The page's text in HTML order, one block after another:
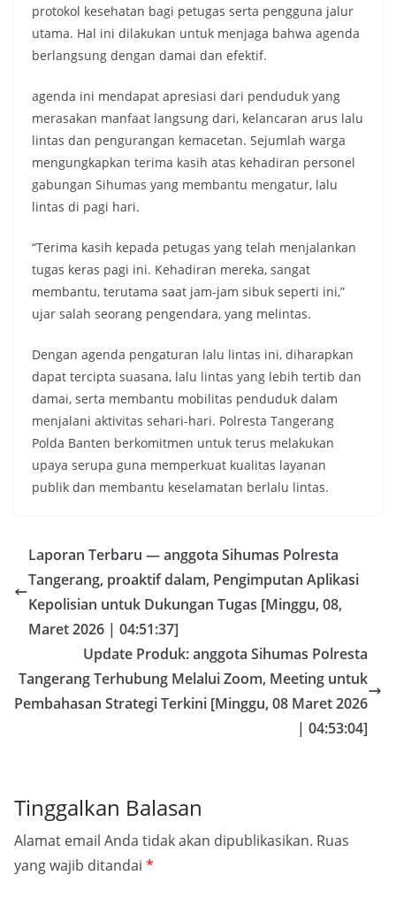
protokol kesehatan bagi petugas serta pengguna jalur
utama. Hal ini dilakukan untuk menjaga bahwa agenda
berlangsung dengan damai dan efektif.
agenda ini mendapat apresiasi dari penduduk yang
merasakan manfaat langsung dari, kelancaran arus lalu
lintas dan pengurangan kemacetan. Sejumlah warga
mengungkapkan terima kasih atas kehadiran personel
gabungan Sihumas yang membantu mengatur, lalu
lintas di pagi hari.
“Terima kasih kepada petugas yang telah menjalankan
tugas keras pagi ini. Kehadiran mereka, sangat
membantu, terutama saat jam-jam sibuk seperti ini,”
ujar salah seorang pengendara, yang melintas.
Dengan agenda pengaturan lalu lintas ini, diharapkan
dapat tercipta suasana, lalu lintas yang lebih tertib dan
damai, serta membantu mobilitas penduduk dalam
menjalani aktivitas sehari-hari. Polresta Tangerang
Polda Banten berkomitmen untuk terus melakukan
upaya serupa guna memperkuat kualitas layanan
publik dan membantu keselamatan berlalu lintas.
Laporan Terbaru — anggota Sihumas Polresta
Tangerang, proaktif dalam, Pengimputan Aplikasi
Kepolisian untuk Dukungan Tugas [Minggu, 08,
Maret 2026 | 04:51:37]
Update Produk: anggota Sihumas Polresta
Tangerang Terhubung Melalui Zoom, Meeting untuk
Pembahasan Strategi Terkini [Minggu, 08 Maret 2026
| 04:53:04]
Tinggalkan Balasan
Alamat email Anda tidak akan dipublikasikan. Ruas
yang wajib ditandai *